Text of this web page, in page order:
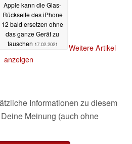
Apple kann die Glas-
Rückseite des iPhone
12 bald ersetzen ohne
das ganze Gerät zu
tauschen 17.02.2021
Weitere Artikel
anzeigen
Informationen zu diesem
Meinung (auch ohne